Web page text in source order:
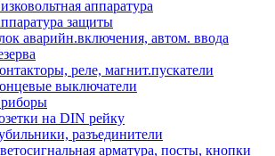
аппаратура
защиты
аварийн.включения, автом. ввода
реле, магнит.пускатели
выключатели
на DIN рейку
разъединители
арматура, посты, кнопки